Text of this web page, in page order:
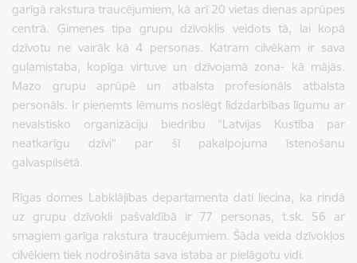
garīgā rakstura traucējumiem, kā arī 20 vietas dienas aprūpes
centrā. Ģimenes tipa grupu dzīvoklis veidots tā, lai kopā
dzīvotu ne vairāk kā 4 personas. Katram cilvēkam ir sava
guļamistaba, kopīga virtuve un dzīvojamā zona- kā mājās.
Mazo grupu aprūpē un atbalsta profesionāls atbalsta
personāls. Ir pieņemts lēmums noslēgt līdzdarbības līgumu ar
nevalstisko organizāciju biedrību “Latvijas Kustība par
neatkarīgu dzīvi” par šī pakalpojuma īstenošanu
galvaspilsētā.
Rīgas domes Labklājības departamenta dati liecina, ka rindā
uz grupu dzīvokli pašvaldībā ir 77 personas, t.sk. 56 ar
smagiem garīga rakstura traucējumiem. Šāda veida dzīvokļos
cilvēkiem tiek nodrošināta sava istaba ar pielāgotu vidi.